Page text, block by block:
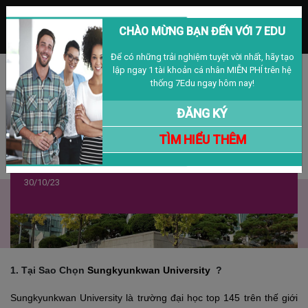
MENU
VIỆT NAM
Đăng nhập Đăng ký
Học Bổng Toàn Phần - Sungkyunkwan
University, Hàn Quốc
30/10/23
1. Tại Sao Chọn Sungkyunkwan University ?
Sungkyunkwan University là trường đại học top 145 trên thế giới
CHÀO MỪNG BẠN ĐẾN VỚI 7 EDU
Để có những trải nghiệm tuyệt vời nhất, hãy tạo
lập ngay 1 tài khoản cá nhân MIỄN PHÍ trên hệ
thống 7Edu ngay hôm nay!
ĐĂNG KÝ
TÌM HIỂU THÊM